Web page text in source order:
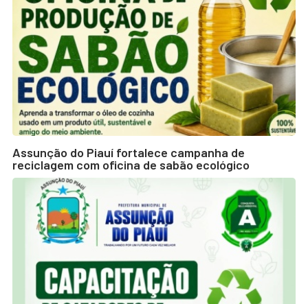
Assunção do Piauí fortalece campanha de
reciclagem com oficina de sabão ecológico